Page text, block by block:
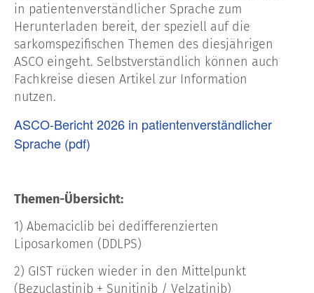
in patientenverständlicher Sprache zum
Herunterladen bereit, der speziell auf die
sarkomspezifischen Themen des diesjährigen
ASCO eingeht. Selbstverständlich können auch
Fachkreise diesen Artikel zur Information
nutzen.
ASCO-Bericht 2026 in patientenverständlicher
Sprache (pdf)
Themen-Übersicht:
1) Abemaciclib bei dedifferenzierten
Liposarkomen (DDLPS)
2) GIST rücken wieder in den Mittelpunkt
(Bezuclastinib + Sunitinib / Velzatinib)